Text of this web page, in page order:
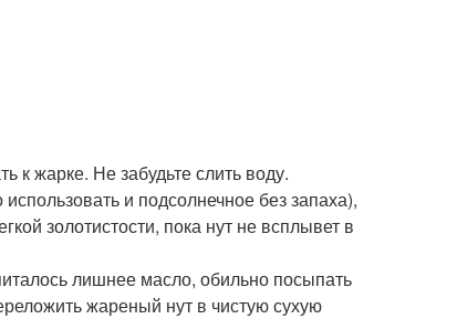
к жарке. Не забудьте слить воду.
и подсолнечное без запаха),
золотистости, пока нут не всплывет в
лишнее масло, обильно посыпать
жареный нут в чистую сухую